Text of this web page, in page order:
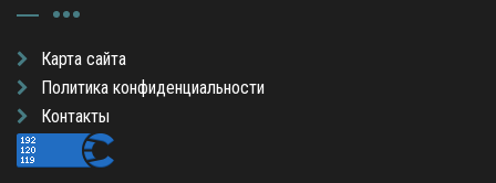
Карта сайта
Политика конфиденциальности
Контакты